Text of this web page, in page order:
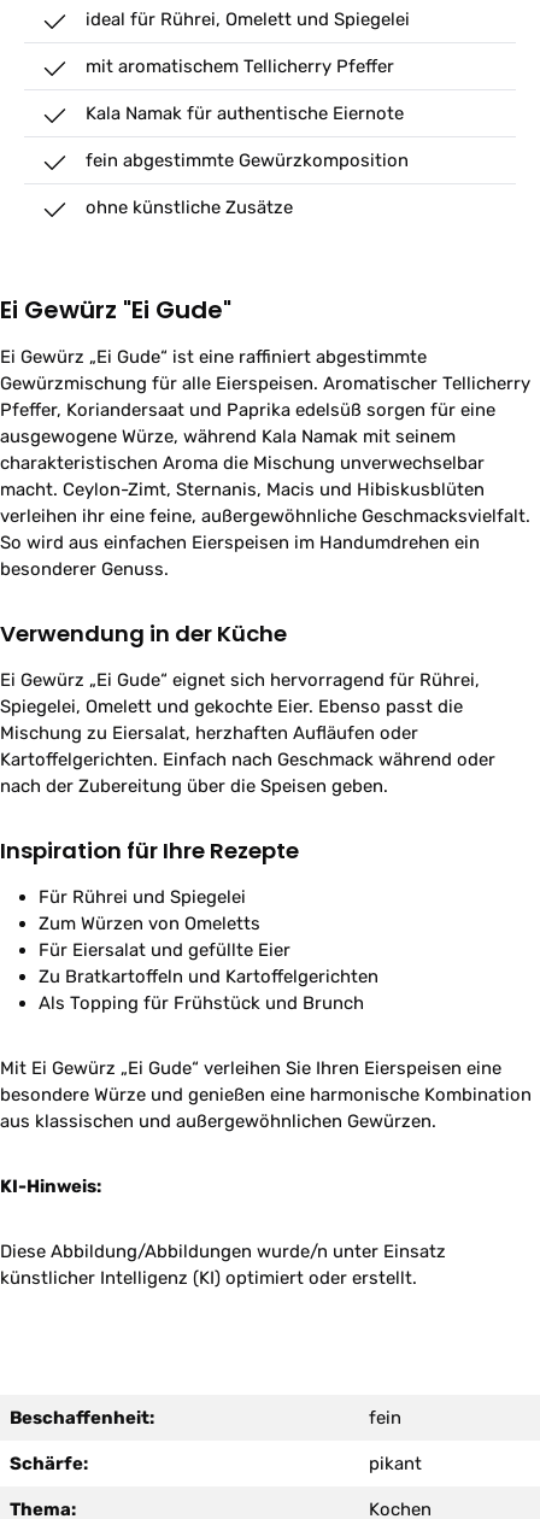
ideal für Rührei, Omelett und Spiegelei
mit aromatischem Tellicherry Pfeffer
Kala Namak für authentische Eiernote
fein abgestimmte Gewürzkomposition
ohne künstliche Zusätze
Ei Gewürz "Ei Gude"
Ei Gewürz „Ei Gude“ ist eine raffiniert abgestimmte
Gewürzmischung für alle Eierspeisen. Aromatischer Tellicherry
Pfeffer, Koriandersaat und Paprika edelsüß sorgen für eine
ausgewogene Würze, während Kala Namak mit seinem
charakteristischen Aroma die Mischung unverwechselbar
macht. Ceylon-Zimt, Sternanis, Macis und Hibiskusblüten
verleihen ihr eine feine, außergewöhnliche Geschmacksvielfalt.
So wird aus einfachen Eierspeisen im Handumdrehen ein
besonderer Genuss.
Verwendung in der Küche
Ei Gewürz „Ei Gude“ eignet sich hervorragend für Rührei,
Spiegelei, Omelett und gekochte Eier. Ebenso passt die
Mischung zu Eiersalat, herzhaften Aufläufen oder
Kartoffelgerichten. Einfach nach Geschmack während oder
nach der Zubereitung über die Speisen geben.
Inspiration für Ihre Rezepte
Für Rührei und Spiegelei
Zum Würzen von Omeletts
Für Eiersalat und gefüllte Eier
Zu Bratkartoffeln und Kartoffelgerichten
Als Topping für Frühstück und Brunch
Mit Ei Gewürz „Ei Gude“ verleihen Sie Ihren Eierspeisen eine
besondere Würze und genießen eine harmonische Kombination
aus klassischen und außergewöhnlichen Gewürzen.
KI-Hinweis:
Diese Abbildung/Abbildungen wurde/n unter Einsatz
künstlicher Intelligenz (KI) optimiert oder erstellt.
Beschaffenheit: fein
Schärfe: pikant
Thema: Kochen